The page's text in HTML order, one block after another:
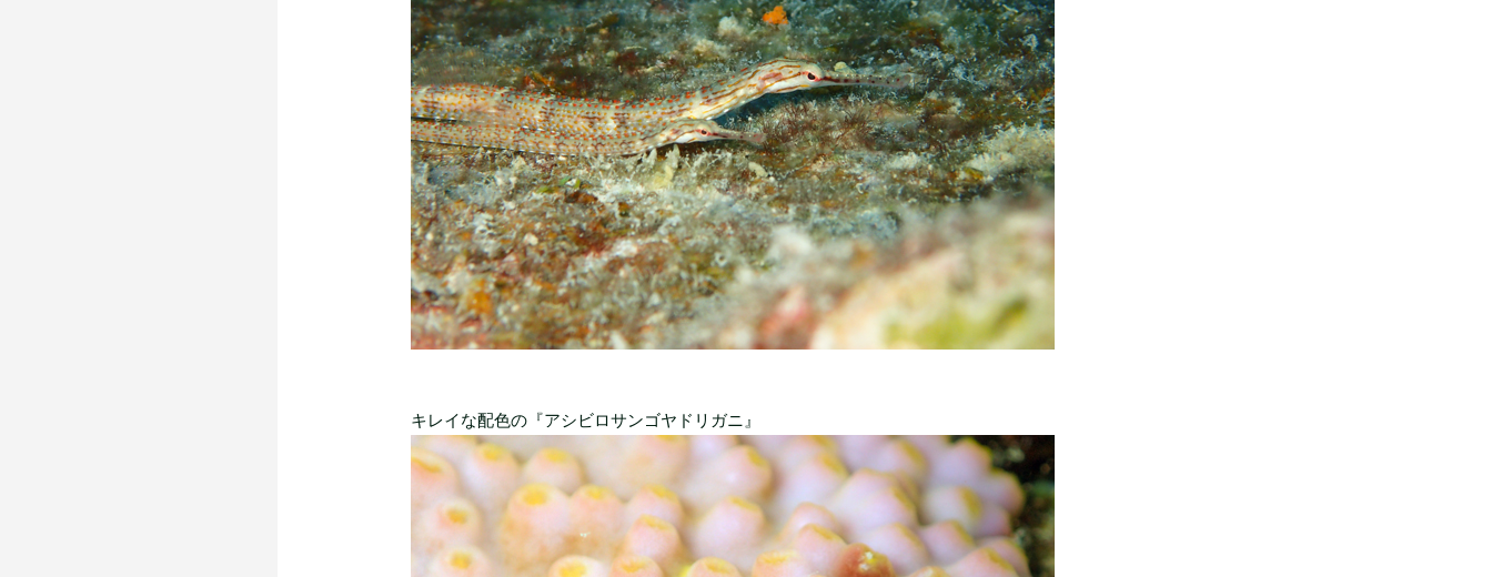
キレイな配色の『アシビロサンゴヤドリガニ』